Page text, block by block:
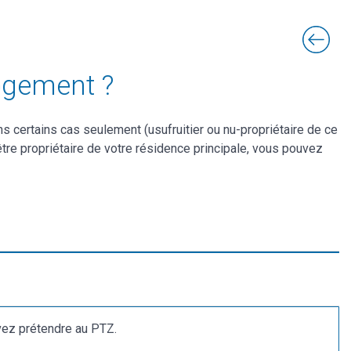
?
certains cas seulement (usufruitier ou nu-propriétaire de ce
propriétaire de votre résidence principale, vous pouvez
prétendre au PTZ.